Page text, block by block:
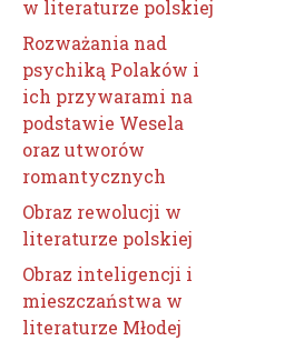
w literaturze polskiej
Rozważania nad
psychiką Polaków i
ich przywarami na
podstawie Wesela
oraz utworów
romantycznych
Obraz rewolucji w
literaturze polskiej
Obraz inteligencji i
mieszczaństwa w
literaturze Młodej